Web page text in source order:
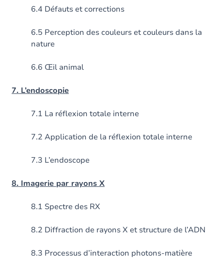
6.4 Défauts et corrections
6.5 Perception des couleurs et couleurs dans la
nature
6.6 Œil animal
7. L’endoscopie
7.1 La réflexion totale interne
7.2 Application de la réflexion totale interne
7.3 L’endoscope
8. Imagerie par rayons X
8.1 Spectre des RX
8.2 Diffraction de rayons X et structure de l’ADN
8.3 Processus d’interaction photons-matière